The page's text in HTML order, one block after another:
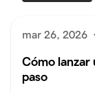
mar 26, 2026 ·
Cómo lanzar
paso